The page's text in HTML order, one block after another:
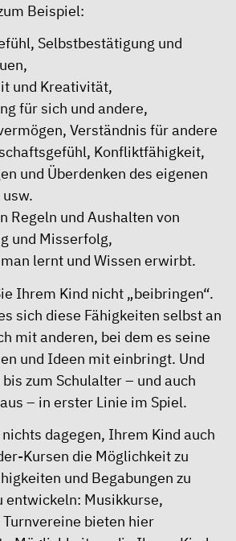
Beispiel:
Selbstbestätigung und
und Kreativität,
für sich und andere,
Verständnis für andere
Konfliktfähigkeit,
und Überdenken des eigenen
Regeln und Aushalten von
und Misserfolg,
lernt und Wissen erwirbt.
Ihrem Kind nicht „beibringen“.
sich diese Fähigkeiten selbst an
mit anderen, bei dem es seine
und Ideen mit einbringt. Und
zum Schulalter – und auch
– in erster Linie im Spiel.
dagegen, Ihrem Kind auch
Kursen die Möglichkeit zu
und Begabungen zu
entwickeln: Musikkurse,
bieten hier